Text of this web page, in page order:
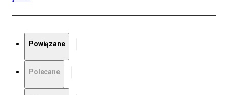
Powiązane
Polecane